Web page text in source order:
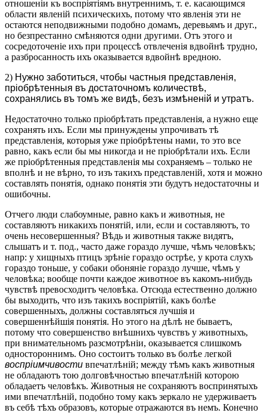
отношеніи къ воспріятіямъ внутреннимъ, т. е. касающимся
области явленій психическихъ, потому что явленія эти не
остаются неподвижными подобно домамъ, деревьямъ и друг.,
но безпрестанно смѣняются одни другими. Отъ этого и
сосредоточеніе ихъ при процессѣ отвлеченія вдвойнѣ трудно,
а разбросанность ихъ оказывается вдвойнѣ вредною.
2) Нужно заботиться, чтобы частныя представленія,
пріобрѣтенныя въ достаточномъ количествѣ,
сохранялись въ томъ же видѣ, безъ измѣненій и утратъ.
Недостаточно только пріобрѣтать представленія, а нужно еще
сохранять ихъ. Если мы принуждены упрочивать тѣ
представленія, которыя уже пріобрѣтены нами, то это все
равно, какъ если бы мы никогда и не пріобрѣтали ихъ. Если
же пріобрѣтенныя представленія мы сохраняемъ – только не
вполнѣ и не вѣрно, то изъ такихъ представленій, хотя и можно
составлять понятія, однако понятія эти будутъ недостаточны и
ошибочны.
Отчего люди слабоумные, равно какъ и животныя, не
составляютъ никакихъ понятій, или, если и составляютъ, то
очень несовершенныя? Вѣдь и животныя также видятъ,
слышатъ и т. под., часто даже гораздо лучше, чѣмъ человѣкъ;
напр: у хищныхъ птицъ зрѣніе гораздо острѣе, у крота слухъ
гораздо тоньше, у собаки обоняніе гораздо лучше, чѣмъ у
человѣка; вообще почти каждое животное въ какомъ-нибудь
чувствѣ превосходитъ человѣка. Отсюда естественно должно
бы выходить, что изъ такихъ воспріятій, какъ болѣе
совершенныхъ, должны составляться лучшія и
совершеннѣйшія понятія. Но этого на дѣлѣ не бываетъ,
потому что совершенство внѣшнихъ чувствъ у животныхъ,
при внимательномъ разсмотрѣніи, оказывается слишкомъ
одностороннимъ. Оно состоитъ только въ болѣе легкой
воспріимчивости впечатлѣній; между тѣмъ какъ животныя
не обладаютъ тою долговѣчностью впечатлѣній которою
обладаетъ человѣкъ. Животныя не сохраняютъ воспринятыхъ
ими впечатлѣній, подобно тому какъ зеркало не удерживаетъ
въ себѣ тѣхъ образовъ, которые отражаются въ немъ. Конечно